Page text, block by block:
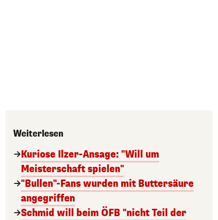
Weiterlesen
Kuriose Ilzer-Ansage: "Will um
Meisterschaft spielen"
"Bullen"-Fans wurden mit Buttersäure
angegriffen
Schmid will beim ÖFB "nicht Teil der